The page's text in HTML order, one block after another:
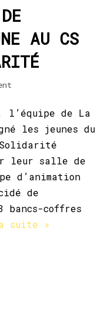
AU CS
l’équipe de La
les jeunes du
leur salle de
d’animation
de
bancs-coffres
suite »